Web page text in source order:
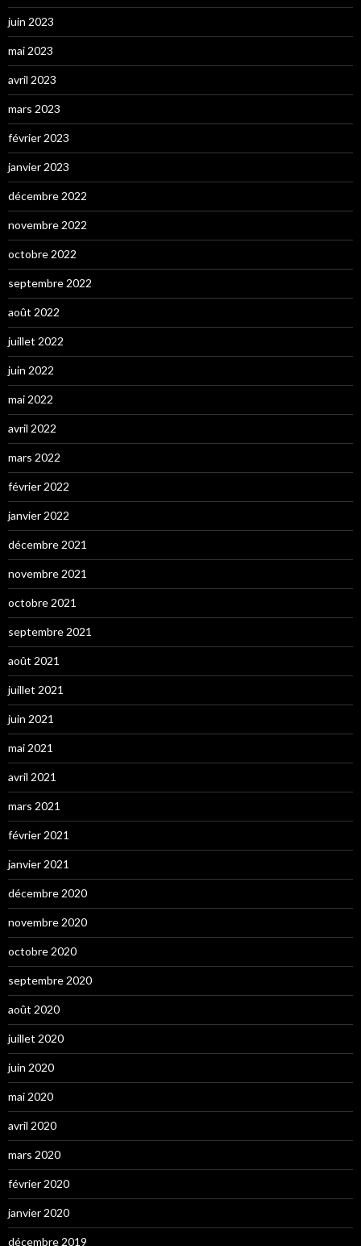
juin 2023
mai 2023
avril 2023
mars 2023
février 2023
janvier 2023
décembre 2022
novembre 2022
octobre 2022
septembre 2022
août 2022
juillet 2022
juin 2022
mai 2022
avril 2022
mars 2022
février 2022
janvier 2022
décembre 2021
novembre 2021
octobre 2021
septembre 2021
août 2021
juillet 2021
juin 2021
mai 2021
avril 2021
mars 2021
février 2021
janvier 2021
décembre 2020
novembre 2020
octobre 2020
septembre 2020
août 2020
juillet 2020
juin 2020
mai 2020
avril 2020
mars 2020
février 2020
janvier 2020
décembre 2019